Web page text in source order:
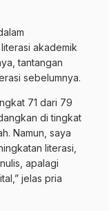
akademik
tantangan
sebelumnya.
71 dari 79
di tingkat
Namun, saya
literasi,
apalagi
jelas pria